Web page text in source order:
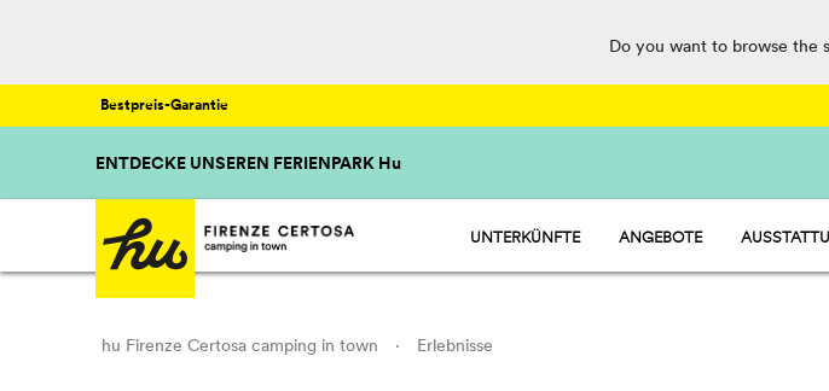
Do you want to browse the
Bestpreis-Garantie
ENTDECKE UNSEREN FERIENPARK Hu
UNTERKÜNFTE
HU CAMP - STELLPLÄTZE
ANGEBOTE
MARKT
hu Firenze Certosa camping in town · Erlebnisse